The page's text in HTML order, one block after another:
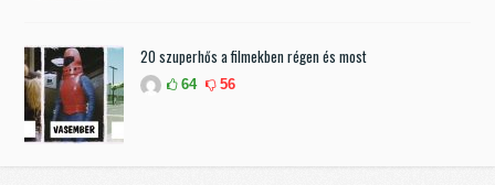
20 szuperhős a filmekben régen és most
64 56